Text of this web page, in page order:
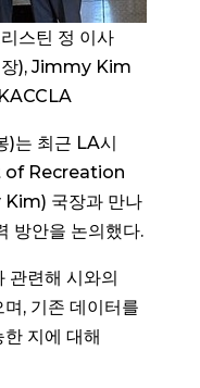
스틴 정 이사
장), Jimmy Kim
)는 최근 LA시
of Recreation
국장과 만나
방안을 논의했다.
관련해 시와의
, 기존 데이터를
지에 대해